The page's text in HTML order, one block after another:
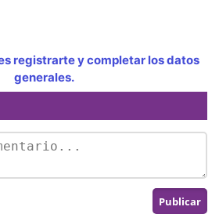
registrarte y completar los datos
generales.